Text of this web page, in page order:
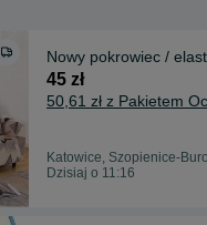
Nowy pokrowiec /
45 zł
50,61 zł z Pakietem
Katowice, Szopienice-
Dzisiaj o 11:16